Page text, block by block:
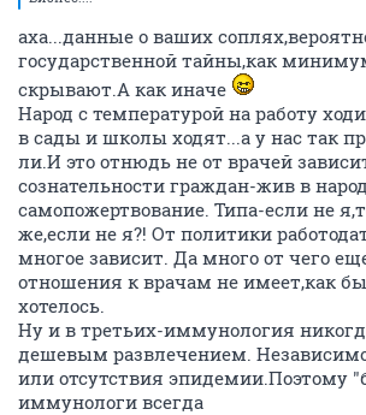
аха...данные о ваших
государственной тайны,как
скрывают.А как иначе
Народ с температурой на работу
в сады и школы ходят...а у нас так
ли.И это отнюдь не от врачей
сознательности граждан-жив в
самопожертвование. Типа-если не
же,если не я?! От политики
многое зависит. Да много от чего
отношения к врачам не имеет,как
хотелось.
Ну и в третьих-иммунология
дешевым развлечением.
или отсутствия эпидемии.Поэтому
иммунологи всегда